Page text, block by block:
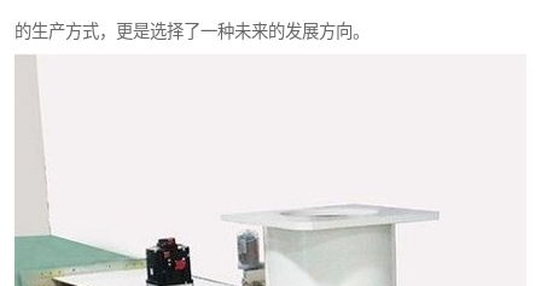
的生产方式，更是选择了一种未来的发展方向。